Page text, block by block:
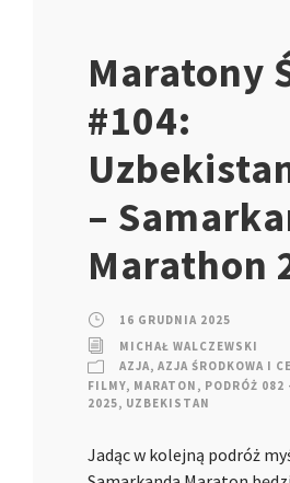
Maratony
#104:
–
Marathon
16 GRUDNIA 2025
MICHAŁ WALCZEWSKI
AZJA, AZJA ŚRODKOWA I
FILMY, MARATON , PODRÓŻ 082
2025, UZBEKISTAN
Jadąc w kolejną podróż